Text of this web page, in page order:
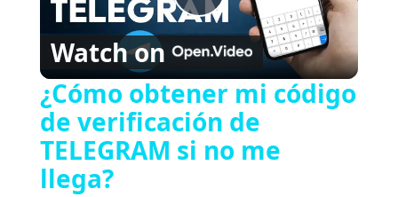
P
l
a
Watch on
¿Cómo obtener mi código
de verificación de
TELEGRAM si no me
llega?